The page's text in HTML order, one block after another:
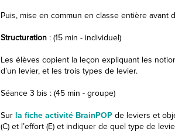
Puis, mise en commun en classe entière
Structuration : (15 min - individuel)
Les élèves copient la leçon expliquant les
d’un levier, et les trois types de levier.
Séance 3 bis : (45 min - groupe)
Sur la fiche activité BrainPOP de leviers et
(C) et l’effort (E) et indiquer de quel type de